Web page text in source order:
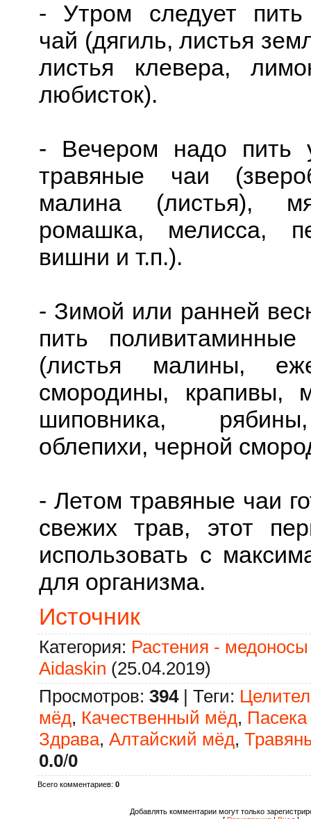
- Утром следует
чай (дягиль, листья
листья клевера,
любисток).
- Вечером надо пить
травяные чаи
малина (листья),
ромашка, мелисса,
вишни и т.п.).
- Зимой или ранней
пить
(листья малины,
смородины, крапивы,
шиповника,
облепихи, черной
- Летом травяные чаи
свежих трав, этот
использовать с
для организма.
Источник
Категория: Растения - медоносы
Aidaskin (25.04.2019)
Просмотров: 394| Теги:
мёд, Качественный мёд,
Здрава, Алтайский мёд,
0.0/0
Всего комментариев: 0
Добавлять комментарии могут только